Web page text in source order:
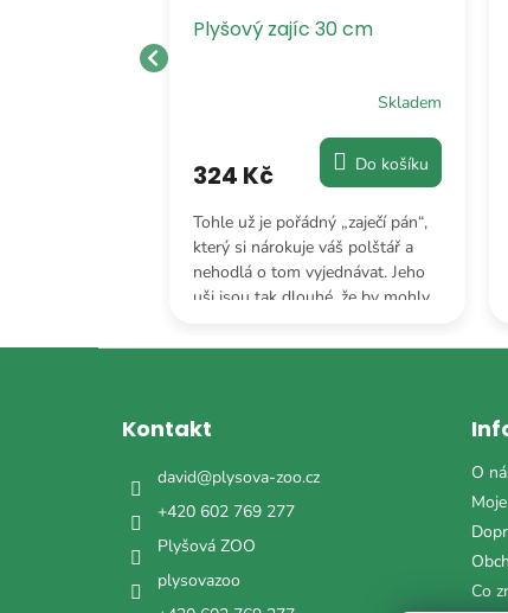
Plyšový zajíc 30 cm
Skladem
324 Kč Do košíku
Tohle už je pořádný „zaječí pán“,
který si nárokuje váš polštář a
nehodlá o tom vyjednávat. Jeho
uši jsou tak dlouhé, že by mohly
knih.
Z
Kontakt
david@plysova-zoo.cz
+420 602 769 277
Plyšová ZOO
plysovazoo
O
Co